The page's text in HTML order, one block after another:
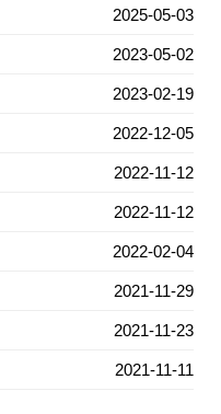
2025-05-03
2023-05-02
2023-02-19
2022-12-05
2022-11-12
2022-11-12
2022-02-04
2021-11-29
2021-11-23
2021-11-11